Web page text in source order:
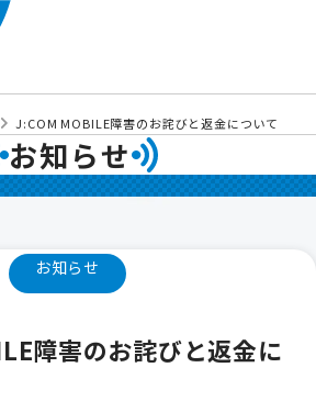
J:COM MOBILE障害のお詫びと返金について
お知らせ
お知らせ
障害のお詫びと返金に